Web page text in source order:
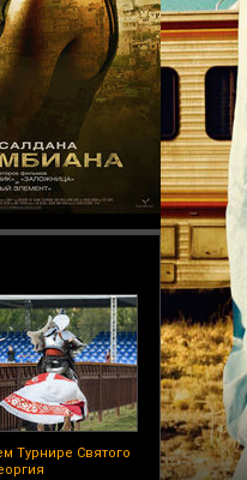
Турнире Святого